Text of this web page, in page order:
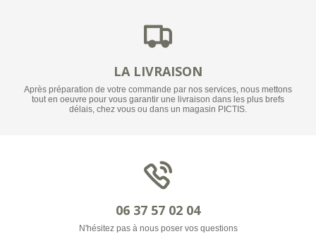
LA LIVRAISON
Après préparation de votre commande par nos services, nous mettons
tout en oeuvre pour vous garantir une livraison dans les plus brefs
délais, chez vous ou dans un magasin PICTIS.
06 37 57 02 04
N'hésitez pas à nous poser vos questions